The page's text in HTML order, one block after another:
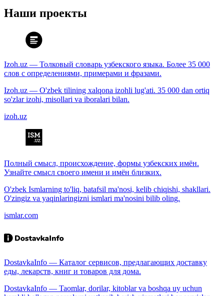
Наши проекты
Izoh.uz — Толковый словарь узбекского языка. Более 35 000
слов с определениями, примерами и фразами.
Izoh.uz — O'zbek tilining xalqona izohli lug'ati. 35 000 dan ortiq
so'zlar izohi, misollari va iboralari bilan.
izoh.uz
Полный смысл, происхождение, формы узбекских имён.
Узнайте смысл своего имени и имён близких.
O'zbek Ismlarning to'liq, batafsil ma'nosi, kelib chiqishi, shakllari.
O'zingiz va yaqinlaringizni ismlari ma'nosini bilib oling.
ismlar.com
DostavkaInfo — Каталог сервисов, предлагающих доставку
еды, лекарств, книг и товаров для дома.
DostavkaInfo — Taomlar, dorilar, kitoblar va boshqa uy uchun